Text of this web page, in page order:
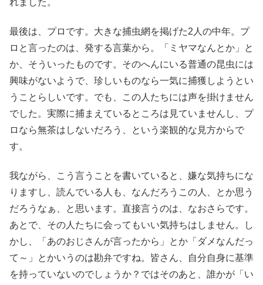
最後は、プロです。大きな捕虫網を掲げた2人の中年。プ
ロと言ったのは、発する言葉から。「ミヤマなんとか」と
か、そういったものです。そのへんにいる普通の昆虫には
興味がないようで、珍しいものなら一気に捕獲しようとい
うことらしいです。でも、この人たちには声を掛けません
でした。実際に捕まえているところは見ていませんし、プ
ロなら無茶はしないだろう、という楽観的な見方からで
す。
我ながら、こう言うことを書いていると、嫌な気持ちにな
りますし、読んでいる人も、なんだろうこの人、とか思う
だろうなぁ、と思います。直接言うのは、なおさらです。
あとで、その人たちに会ってもいい気持ちはしません。し
かし、「あのおじさんが言ったから」とか「ダメなんだっ
て～」とかいうのは勘弁ですね。皆さん、自分自身に基準
を持っていないのでしょうか？ではそのあと、誰かが「い